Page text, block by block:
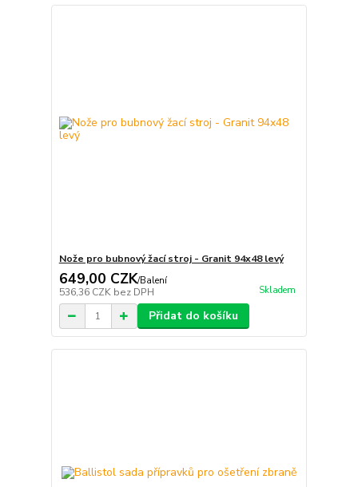
Nože pro bubnový žací stroj - Granit 94x48 levý
649,00 CZK/Balení
536,36 CZK bez DPH Skladem
Přidat do košíku